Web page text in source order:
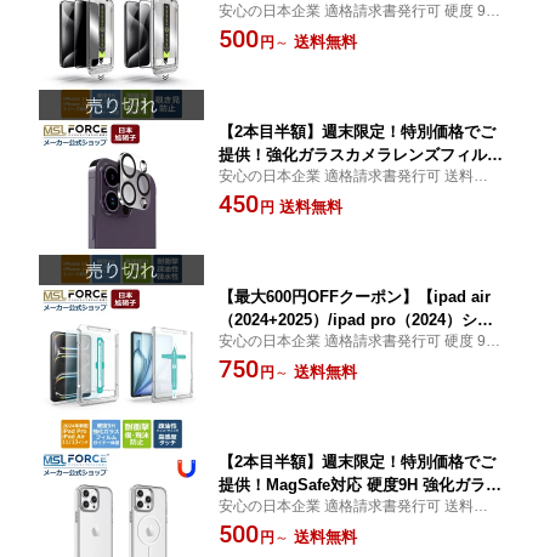
見防止 高透過率 自動ホコリ除去 指紋防
止 飛散防止 気泡ゼロ 貼り付け簡単 全
安心の日本企業 適格請求書発行可 硬度 9H
強化 ガラス フィルム スーパークリア 覗き
見防止 ガイド枠 自動ホコリ除去 指紋防止
500円 ～ 送料無料
【2本目半額】週末限定！特別価格でご
提供！強化ガラスカメラレンズフィルム
iPhone 15 iPhone 16 対応 日本旭硝子
硬度9H レンズフィルム カメラ保護フィ
安心の日本企業 適格請求書発行可 送料無料
カメラレンズフィルム 強化ガラス iPhone 1
5/16 対応 日本旭硝子 硬度9H レンズ保護 高
450円 送料無料
【最大600円OFFクーポン】【ipad air
（2024+2025）/ipad pro（2024）シリ
ーズ対応】強化ガラスフィルム 硬度9H
高透過率 自動ホコリ除去 指紋防止 飛散
安心の日本企業 適格請求書発行可 硬度 9H
強化 ガラス フィルム スーパークリア ガイ
ド枠 自動ホコリ除去 指紋防止 日本旭硝子
750円 ～ 送料無料
【2本目半額】週末限定！特別価格でご
提供！MagSafe対応 硬度9H 強化ガラス
TPU ハイブリッドケース クリア 保護ケ
ース 耐衝撃 黄ばみ防止 マグセーフ ワ
安心の日本企業 適格請求書発行可 送料無料
iPhone15 iPhone16 スマホケース 透明 ク
リア MagSafe ハイブリッド アイフォンケ
500円 ～ 送料無料